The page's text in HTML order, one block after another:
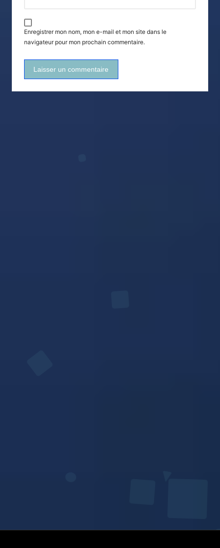
Enregistrer mon nom, mon e-mail et mon site dans le
navigateur pour mon prochain commentaire.